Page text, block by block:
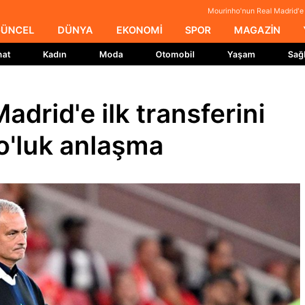
Mourinho'nun Real
DÜNYA EKONOMİ SPOR MAGAZİN
Kadın Moda Otomobil Yaşam
ilk transferini
anlaşma